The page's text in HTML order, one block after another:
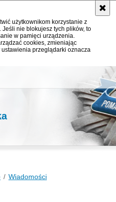
użytkownikom korzystanie z
nie blokujesz tych plików, to
w pamięci urządzenia.
cookies, zmieniając
przeglądarki oznacza
Wiadomości